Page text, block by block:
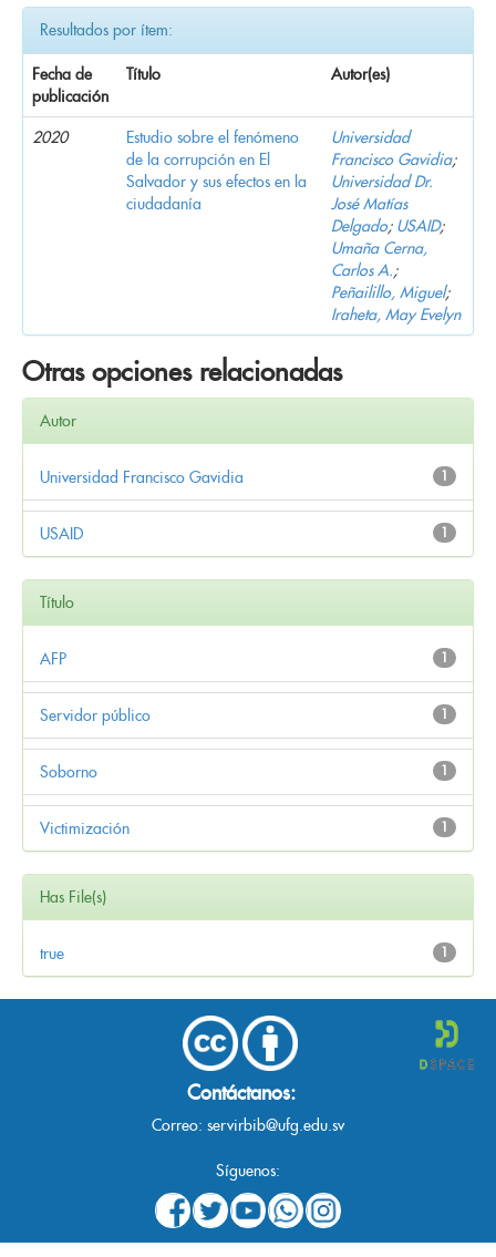
Resultados por ítem:
Fecha de
publicación
Título Autor(es)
2020
Estudio sobre el fenómeno
de la corrupción en El
Salvador y sus efectos en la
ciudadanía
Universidad
Francisco Gavidia;
Universidad Dr.
José Matías
Delgado; USAID;
Umaña Cerna,
Carlos A.;
Peñailillo, Miguel;
Iraheta, May Evelyn
Otras opciones relacionadas
Autor
1
Universidad Francisco Gavidia
1
USAID
Título
1
AFP
1
Servidor público
1
Soborno
1
Victimización
Has File(s)
1
true
Contáctanos:
Correo: servirbib@ufg.edu.sv
Síguenos: